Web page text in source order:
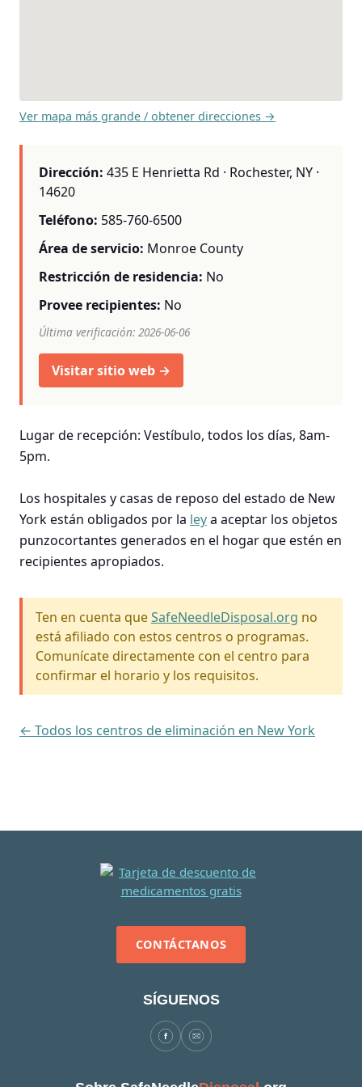
Ver mapa más grande / obtener direcciones →
Dirección: 435 E Henrietta Rd · Rochester, NY ·
14620
Teléfono: 585-760-6500
Área de servicio: Monroe County
Restricción de residencia: No
Provee recipientes: No
Última verificación: 2026-06-06
Visitar sitio web →
Lugar de recepción: Vestíbulo, todos los días, 8am-
5pm.
Los hospitales y casas de reposo del estado de New
York están obligados por la leya aceptar los objetos
punzocortantes generados en el hogar que estén en
recipientes apropiados.
Ten en cuenta queSafeNeedleDisposal.org no
está afiliado con estos centros o programas.
Comunícate directamente con el centro para
confirmar el horario y los requisitos.
← Todos los centros de eliminación en New York
CONTÁCTANOS
SÍGUENOS